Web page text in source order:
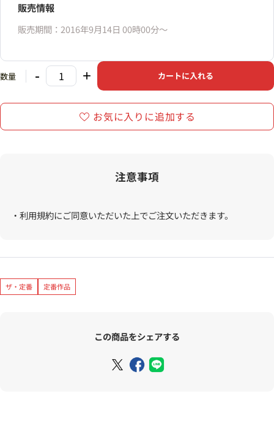
販売情報
販売期間：2016年9月14日 00時00分〜
数量 - + カートに入れる
お気に入りに追加する
注意事項
・利用規約にご同意いただいた上でご注文いただきます。
ザ・定番 定番作品
この商品をシェアする